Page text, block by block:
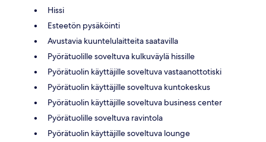
Hissi
Esteetön pysäköinti
Avustavia kuuntelulaitteita saatavilla
Pyörätuolille soveltuva kulkuväylä hissille
Pyörätuolin käyttäjille soveltuva vastaanottotiski
Pyörätuolin käyttäjille soveltuva kuntokeskus
Pyörätuolin käyttäjille soveltuva business center
Pyörätuolille soveltuva ravintola
Pyörätuolin käyttäjille soveltuva lounge